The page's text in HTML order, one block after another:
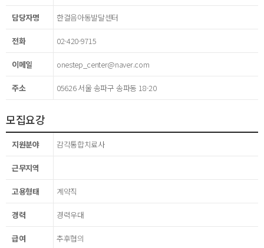
담당자명 한걸음아동발달센터
전화 02-420-9715
이메일 onestep_center@naver.com
주소 05626 서울 송파구 송파동 18-20
모집요강
지원분야 감각통합치료사
근무지역
고용형태 계약직
경력 경력우대
급여 추후협의